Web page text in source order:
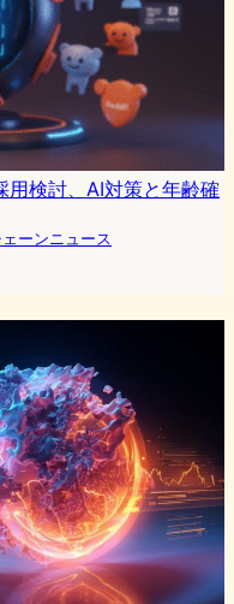
検討、AI対策と年齢確
ーンニュース